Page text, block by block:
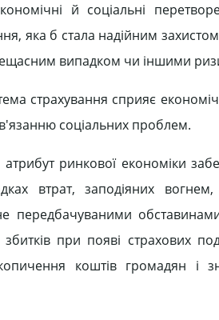
й соціальні
яка б стала надійним
випадком чи іншими
страхування сприяє
соціальних проблем.
ринкової економіки
втрат, заподіяних
передбачуваними
при появі страхових
коштів громадян і